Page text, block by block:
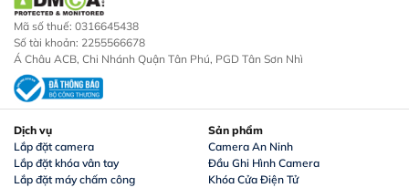
Dịch vụ
Lắp đặt camera
Lắp đặt khóa vân tay
Lắp đặt máy chấm công
Sản phẩm
Camera An Ninh
Đầu Ghi Hình Camera
Khóa Cửa Điện Tử
Mã số thuế: 0316645438
Số tài khoản: 2255566678
Á Châu ACB, Chi Nhánh Quận Tân Phú, PGD Tân Sơn Nhì